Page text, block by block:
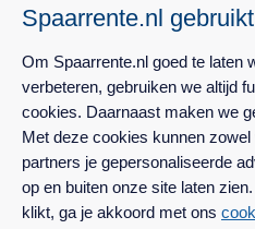
Over Spaarrente.nl
Privacy
Contact
Perscontact
Spaarrente.nl
Om Spaarrente.nl goed te laten
verbeteren, gebruiken we altijd
cookies. Daarnaast maken we
Met deze cookies kunnen
partners je gepersonaliseerde
op en buiten onze site laten
klikt, ga je akkoord met ons